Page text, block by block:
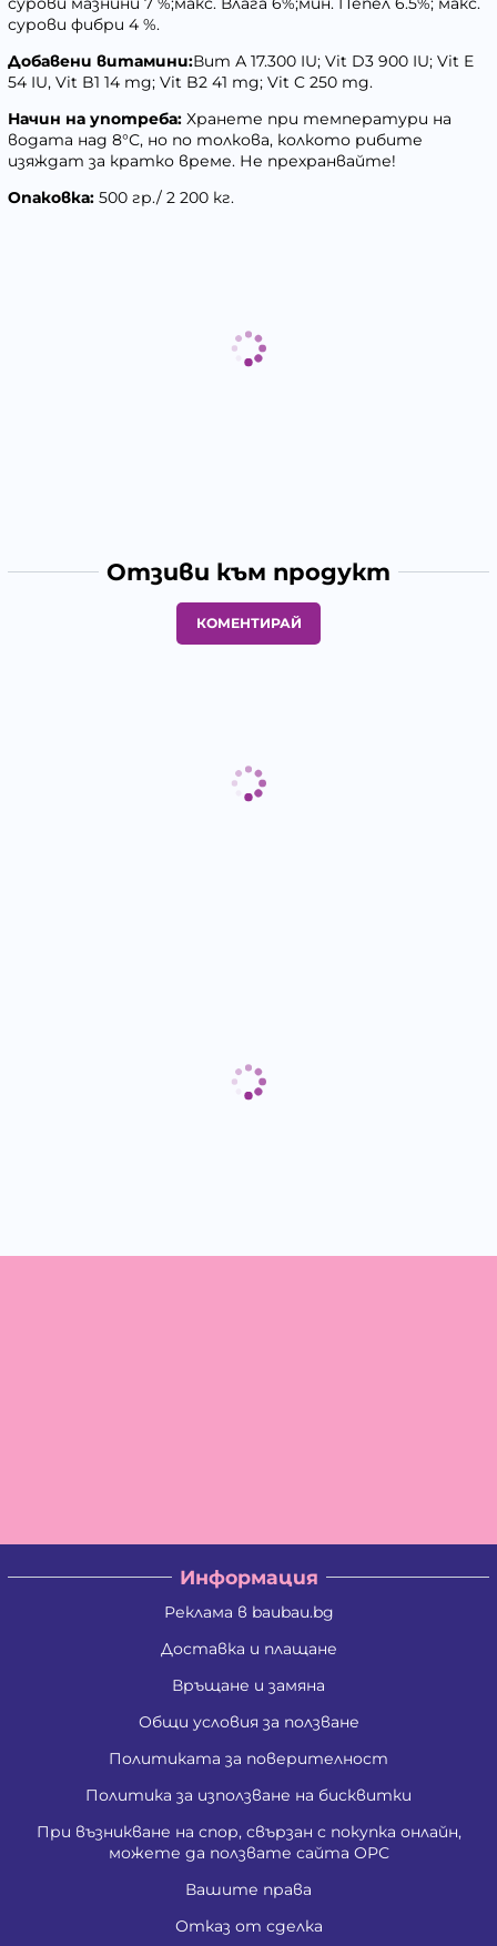
сурови фибри 4 %.
Добавени витамини:Вит А 17.300 IU; Vit D3 900 IU; Vit E
54 IU, Vit B1 14 mg; Vit B2 41 mg; Vit C 250 mg.
Начин на употреба: Хранете при температури на
водата над 8°С, но по толкова, колкото рибите
изяждат за кратко време. Не прехранвайте!
Опаковка: 500 гр./ 2 200 кг.
Отзиви към продукт
КОМЕНТИРАЙ
Информация
Реклама в baubau.bg
Доставка и плащане
Връщане и замяна
Общи условия за ползване
Политиката за поверителност
Политика за използване на бисквитки
При възникване на спор, свързан с покупка онлайн,
можете да ползвате сайта ОРС
Вашите права
Отказ от сделка